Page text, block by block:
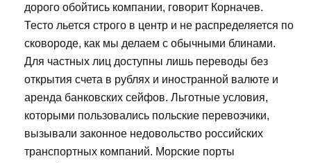
дорого обойтись компании, говорит Корначев.
Тесто льется строго в центр и не распределяется по
сковороде, как мы делаем с обычными блинами.
Для частных лиц доступны лишь переводы без
открытия счета в рублях и иностранной валюте и
аренда банковских сейфов. Льготные условия,
которыми пользовались польские перевозчики,
вызывали законное недовольство российских
транспортных компаний. Морские порты